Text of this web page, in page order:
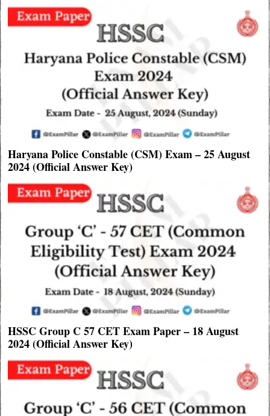
Haryana Police Constable (CSM) Exam – 25 August
2024 (Official Answer Key)
HSSC Group C 57 CET Exam Paper – 18 August
2024 (Official Answer Key)